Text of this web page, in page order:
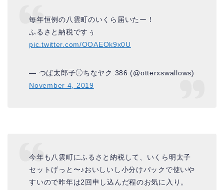
毎年恒例の八雲町のいくら届いたー！
ふるさと納税ですぅ
pic.twitter.com/OOAEOk9x0U
— つば太郎子⚾︎ちなヤク.386 (@otterxswallows)
November 4, 2019
今年も八雲町にふるさと納税して、いくら明太子
セットげっと〜♪おいしいし小分けパックで使いや
すいので昨年は2回申し込んだ程のお気に入り。